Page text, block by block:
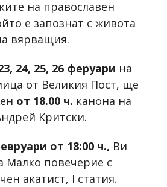
на православен
е запознат с живота
вярващия.
24, 25, 26 феруари на
от Великия Пост, ще
от 18.00 ч. канона на
Критски.
от 18:00 ч., Ви
Малко повечерие с
акатист, I статия.